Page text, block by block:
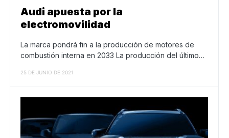
Audi apuesta por la
electromovilidad
La marca pondrá fin a la producción de motores de
combustión interna en 2033 La producción del último…
25 DE JUNIO DE 2021